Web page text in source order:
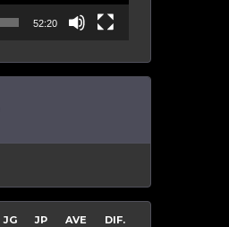
52:20
JG JP AVE DIF.